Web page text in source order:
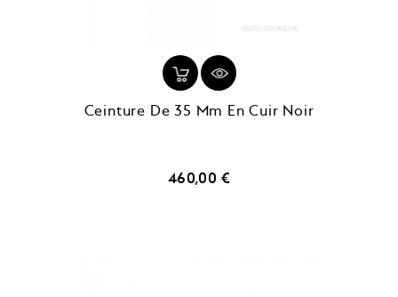
Ceinture De 35 Mm En Cuir Noir
460,00 €Prix